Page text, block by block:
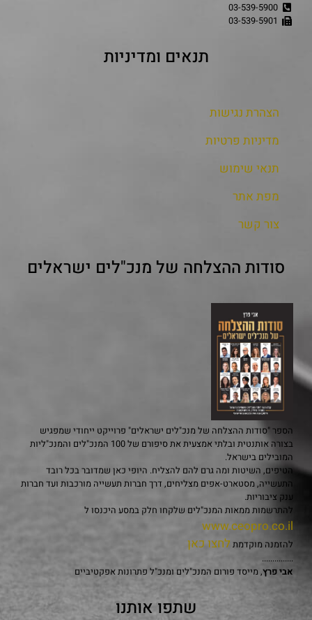
03-539-5900
03-539-5901
תנאים ומדיניות
הצהרת נגישות
מדיניות פרטיות
תנאי שימוש
מפת אתר
צור קשר
סודות ההצלחה של מנכ"לים ישראלים
הספר "סודות ההצלחה של מנכ"לים ישראלים" פרוייקט ייחודי שמפגיש
בצורה אותנטית ובלתי אמצעית את סיפורם של 100 המנכ"לים והמנכ"ליות
המובילים בישראל.
הטיפים, השיטות ומה גרם להם להצליח. היופי כאן שמדובר בכל רובד
התעשייה, מסטארט-אפים מצליחים, דרך חברות תעשייה מורכבות ועד חברות
ענק ציבוריות.
להתרשמות ממאות המנכ"לים שלקחו חלק במסע היכנסו ל
www.ceopro.co.il
להזמנה מוקדמת לחצו כאן
...............
אבי פרץ, מייסד פורום המנכ"לים ומנכ"ל פתרונות אפקטיביים
שתפו אותנו